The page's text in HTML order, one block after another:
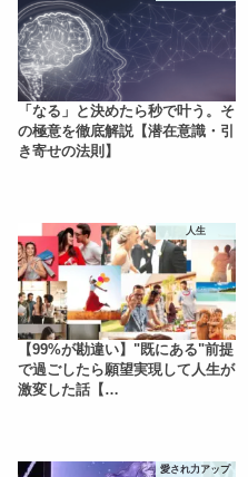
「なる」と決めたら秒で叶う。そ
の極意を徹底解説【潜在意識・引
き寄せの法則】
人生
【99%が勘違い】"既にある"前提
で過ごしたら願望実現して人生が
激変した話【…
愛され力アップ